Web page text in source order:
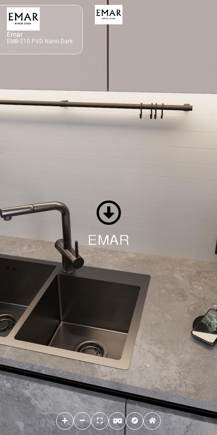
Emar
EMB-210 PVD Nano Dark